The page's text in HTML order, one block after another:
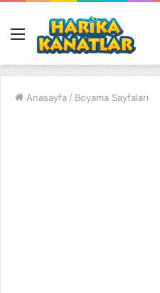
Menü
Anasayfa / Boyama Sayfaları